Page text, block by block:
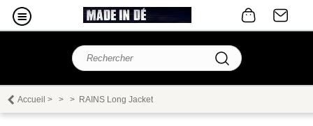
Accueil > > > RAINS Long Jacket